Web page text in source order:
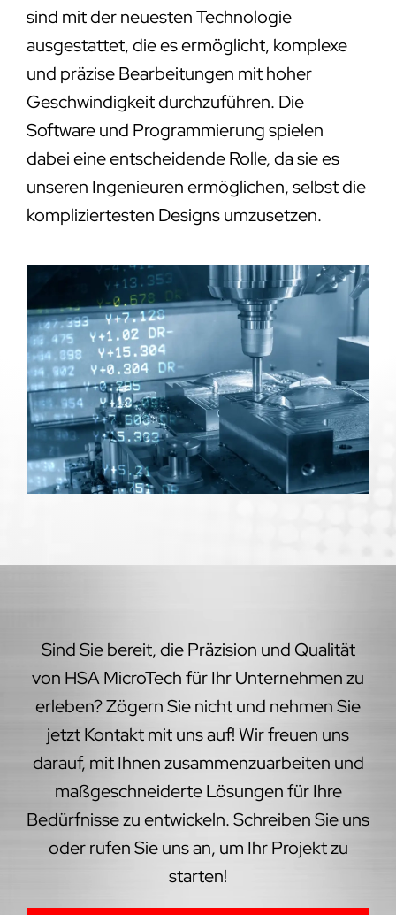
sind mit der neuesten Technologie
ausgestattet, die es ermöglicht, komplexe
und präzise Bearbeitungen mit hoher
Geschwindigkeit durchzuführen. Die
Software und Programmierung spielen
dabei eine entscheidende Rolle, da sie es
unseren Ingenieuren ermöglichen, selbst die
kompliziertesten Designs umzusetzen.
Sind Sie bereit, die Präzision und Qualität
von HSA MicroTech für Ihr Unternehmen zu
erleben? Zögern Sie nicht und nehmen Sie
jetzt Kontakt mit uns auf! Wir freuen uns
darauf, mit Ihnen zusammenzuarbeiten und
maßgeschneiderte Lösungen für Ihre
Bedürfnisse zu entwickeln. Schreiben Sie uns
oder rufen Sie uns an, um Ihr Projekt zu
starten!